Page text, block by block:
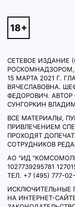
СЕТЕВОЕ ИЗДАНИЕ
РОСКОМНАДЗОРОМ,
15 МАРТА 2021 Г.
ВЯЧЕСЛАВОВНА.
ФЕДОРОВИЧ.
СУНГОРКИН
ВСЕ МАТЕРИАЛЫ,
ПРИВЛЕЧЕНИЕМ
ПРОХОДЯТ
СОТРУДНИКОВ
АО "ИД
1027739295781
ТЕЛ. +7 (495) 777-
ИСКЛЮЧИТЕЛЬНЫЕ
НА ИНТЕРНЕТ-